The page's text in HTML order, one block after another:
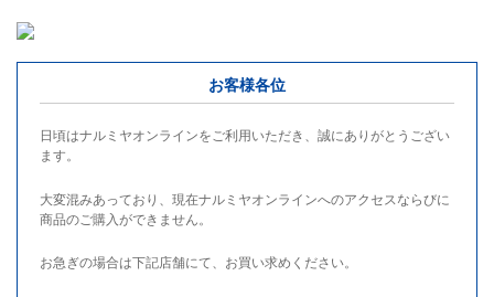
お客様各位
日頃はナルミヤオンラインをご利用いただき、誠にありがとうござい
ます。
大変混みあっており、現在ナルミヤオンラインへのアクセスならびに
商品のご購入ができません。
お急ぎの場合は下記店舗にて、お買い求めください。